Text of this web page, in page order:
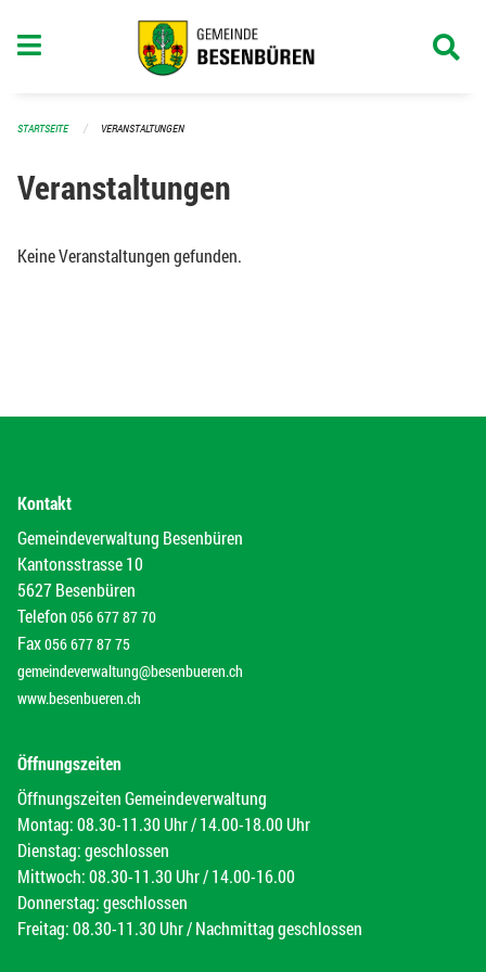
STARTSEITE VERANSTALTUNGEN
Veranstaltungen
Keine Veranstaltungen gefunden.
Kontakt
Gemeindeverwaltung Besenbüren
Kantonsstrasse 10
5627 Besenbüren
Telefon 056 677 87 70
Fax056 677 87 75
gemeindeverwaltung@besenbueren.ch
www.besenbueren.ch
Öffnungszeiten
Öffnungszeiten Gemeindeverwaltung
Montag: 08.30-11.30 Uhr / 14.00-18.00 Uhr
Dienstag: geschlossen
Mittwoch: 08.30-11.30 Uhr / 14.00-16.00
Donnerstag: geschlossen
Freitag: 08.30-11.30 Uhr / Nachmittag geschlossen